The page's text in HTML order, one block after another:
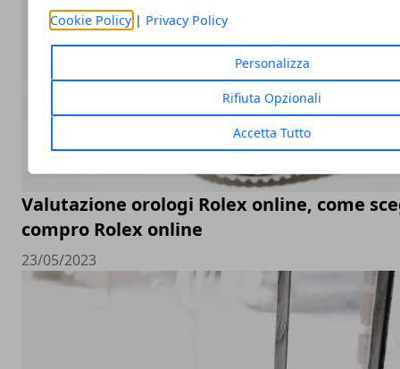
Cookie Policy| Privacy Policy
Personalizza
Rifiuta Opzionali
Accetta Tutto
Valutazione orologi Rolex online, come
compro Rolex online
23/05/2023